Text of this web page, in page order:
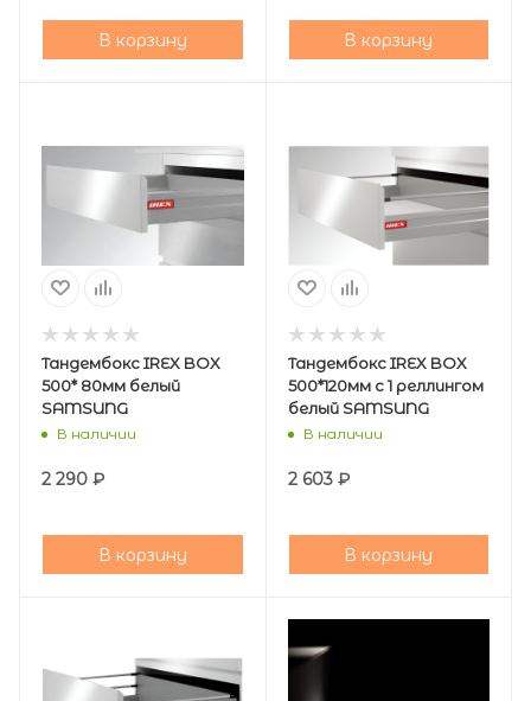
В корзину В корзину
Тандембокс IREX BOX
500* 80мм белый
SAMSUNG
В наличии
2 290 ₽
В корзину
Тандембокс IREX BOX
500*120мм с 1 реллингом
белый SAMSUNG
В наличии
2 603₽
В корзину